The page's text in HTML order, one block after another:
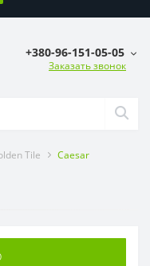
+380-96-151-05-05
Заказать звонок
Tile Caesar